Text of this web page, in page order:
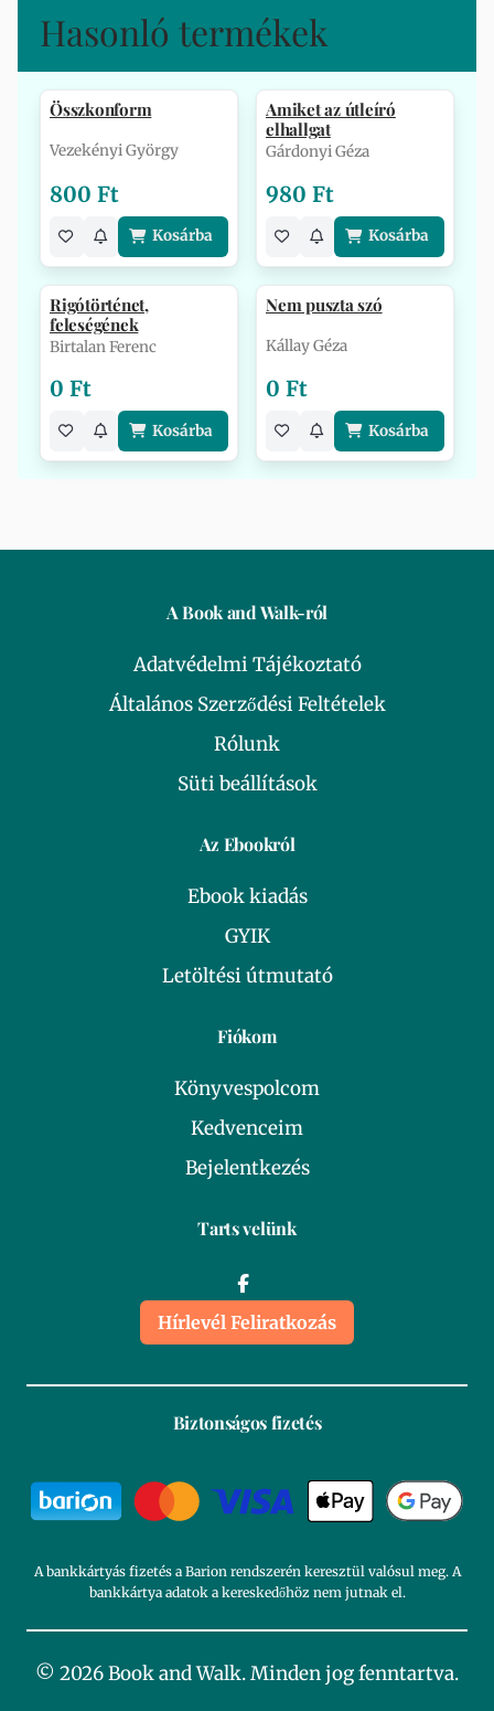
Hasonló termékek
Összkonform
Vezekényi György
800 Ft
Kosárba
Amiket az útleíró
elhallgat
Gárdonyi Géza
980 Ft
Kosárba
Rigótörténet,
feleségének
Birtalan Ferenc
0 Ft
Kosárba
Nem puszta szó
Kállay Géza
0 Ft
Kosárba
A Book and Walk-ról
Adatvédelmi Tájékoztató
Általános Szerződési Feltételek
Rólunk
Süti beállítások
Az Ebookról
Ebook kiadás
GYIK
Letöltési útmutató
Fiókom
Könyvespolcom
Kedvenceim
Bejelentkezés
Tarts velünk
Hírlevél Feliratkozás
Biztonságos fizetés
A bankkártyás fizetés a Barion rendszerén keresztül valósul meg. A
bankkártya adatok a kereskedőhöz nem jutnak el.
© 2026 Book and Walk. Minden jog fenntartva.